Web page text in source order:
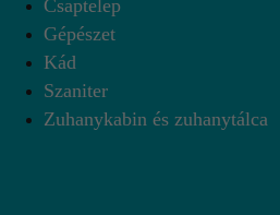
Csaptelep
Gépészet
Kád
Szaniter
Zuhanykabin és zuhanytálca